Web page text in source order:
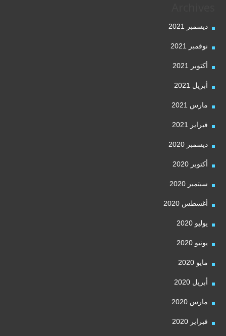
ديسمبر 2021
نوفمبر 2021
أكتوبر 2021
أبريل 2021
مارس 2021
فبراير 2021
ديسمبر 2020
أكتوبر 2020
سبتمبر 2020
أغسطس 2020
يوليو 2020
يونيو 2020
مايو 2020
أبريل 2020
مارس 2020
فبراير 2020